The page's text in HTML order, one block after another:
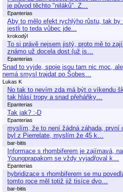
je původ těchto "niláků". Z…
Epanterias
Aby to mělo efekt rychlýho růstu, tak by
jestli to teda vůbec jde...
krokodýl
To si právě nejsem jistý, proto mě to
známo už docela dost (už js…
Epanterias
Snad to vyjde, spoje jsou tam nic moc,
nemá smysl trajdat po Šobes…
Lukas K
No tak to nevím zda má být o víkendu
tak hlásí tropy a snad přeháňky…
Epanterias
Tak jak? :-D
Epanterias
myslím, že to není žádná záhada, první
byl z Pierrelate, myslím že 45 k…
bar-bitis
Informace s rhombiferem je zajímavá,
Youngprapakorn se vždy vyjadřoval k…
Epanterias
hybridizace s rhombiferem se mu
tomto roce měl totiž již tisíce dvo…
bar-bitis